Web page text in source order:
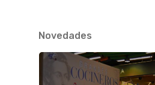
Novedades